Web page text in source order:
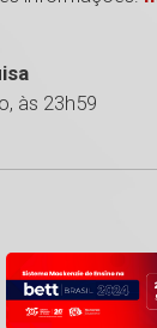
às 23h59